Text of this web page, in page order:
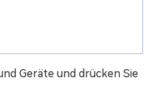
Geräte und drücken Sie